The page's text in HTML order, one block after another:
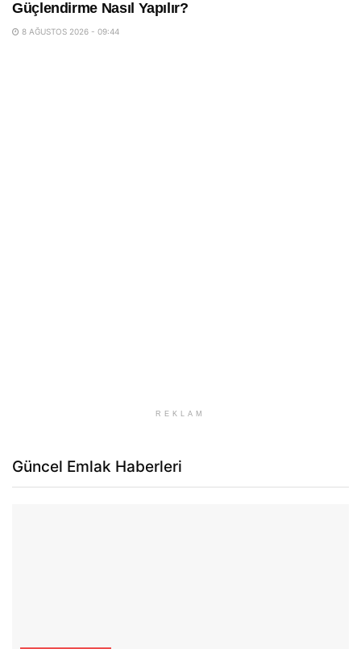
Güçlendirme Nasıl Yapılır?
8 AĞUSTOS 2026 - 09:44
REKLAM
Güncel Emlak Haberleri